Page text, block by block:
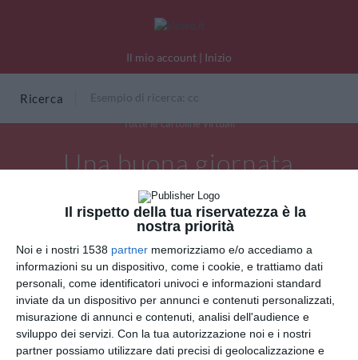
Il rispetto della tua riservatezza è la
nostra priorità
Noi e i nostri 1538 partner memorizziamo e/o accediamo a
informazioni su un dispositivo, come i cookie, e trattiamo dati
personali, come identificatori univoci e informazioni standard
inviate da un dispositivo per annunci e contenuti personalizzati,
misurazione di annunci e contenuti, analisi dell'audience e
sviluppo dei servizi. Con la tua autorizzazione noi e i nostri
partner possiamo utilizzare dati precisi di geolocalizzazione e
Il mio account | Inizio
Ricerca
Tutte le cartoline virtuali
Una buona giornata